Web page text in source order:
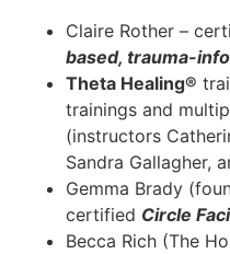
Claire Rother –
based, trauma-
Theta Healing®
trainings and
(instructors
Sandra Gallagher,
Gemma Brady
certified Circle
Becca Rich (The